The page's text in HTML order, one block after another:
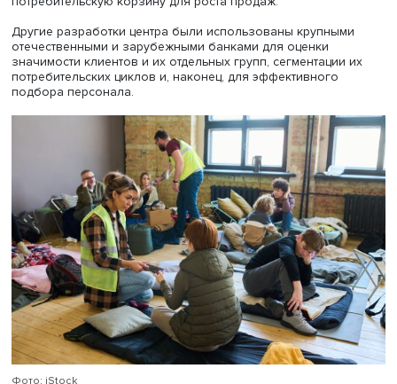
сложности управленцы не могут, для этого нужны
Также ученые рассчитывали в регионах системы
курортно-рекреационных комплексов.
Использование сетевых моделей позволяет
вероятные социально-экономические конфликты, в
связанные с миграцией, в том числе рассчитать
вероятные миграционные потоки и разработать
адаптации мигрантов. Например, сообщил Фуад
накануне пандемии коронавируса исследователи
что большое число мигрантов снижает у коренных
ощущение безопасности и комфорта, повышает
в обществе и вероятность голосования за правые
Этот доклад высоко оценили в институтах ЕС, а
оценок ярко подтвердилась в последние годы.
Наконец, анализ деятельности террористических групп
помощью сетевых моделей показал, что их
последние 20 лет усилилось.
Важной отраслью исследований ученый назвал